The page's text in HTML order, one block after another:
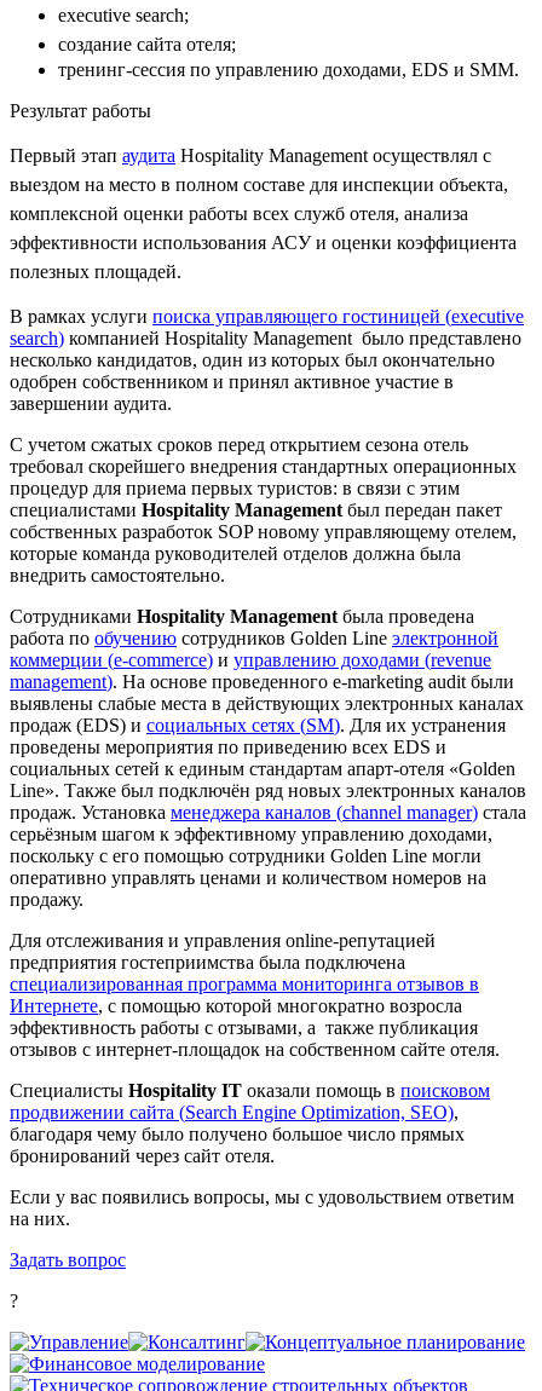
executive search;
создание сайта отеля;
тренинг-сессия по управлению доходами, EDS и SMM.
Результат работы
Первый этап аудита Hospitality Management осуществлял с
выездом на место в полном составе для инспекции объекта,
комплексной оценки работы всех служб отеля, анализа
эффективности использования АСУ и оценки коэффициента
полезных площадей.
В рамках услуги поиска управляющего гостиницей (executive
search) компанией Hospitality Management было представлено
несколько кандидатов, один из которых был окончательно
одобрен собственником и принял активное участие в
завершении аудита.
С учетом сжатых сроков перед открытием сезона отель
требовал скорейшего внедрения стандартных операционных
процедур для приема первых туристов: в связи с этим
специалистами Hospitality Management был передан пакет
собственных разработок SOP новому управляющему отелем,
которые команда руководителей отделов должна была
внедрить самостоятельно.
Cотрудниками Hospitality Management была проведена
работа по обучению сотрудников Golden Line электронной
коммерции (e-commerce) и управлению доходами (revenue
management). На основе проведенного e-marketing audit были
выявлены слабые места в действующих электронных каналах
продаж (EDS) и социальных сетях (SM). Для их устранения
проведены мероприятия по приведению всех EDS и
социальных сетей к единым стандартам апарт-отеля «Golden
Line». Также был подключён ряд новых электронных каналов
продаж. Установка менеджера каналов (channel manager) стала
серьёзным шагом к эффективному управлению доходами,
поскольку с его помощью сотрудники Golden Line могли
оперативно управлять ценами и количеством номеров на
продажу.
Для отслеживания и управления online-репутацией
предприятия гостеприимства была подключена
специализированная программа мониторинга отзывов в
Интернете, с помощью которой многократно возросла
эффективность работы с отзывами, а также публикация
отзывов с интернет-площадок на собственном сайте отеля.
Специалисты Hospitality IT оказали помощь в поисковом
продвижении сайта (Search Engine Optimization, SEO),
благодаря чему было получено большое число прямых
бронирований через сайт отеля.
Если у вас появились вопросы, мы с удовольствием ответим
на них.
Задать вопрос
?